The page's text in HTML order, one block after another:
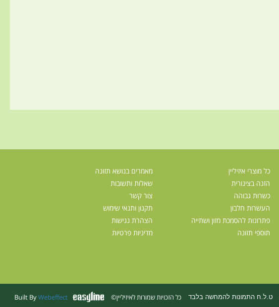
כל מוצרי איזיליין
הזנה בצינורית
כשרות גבוהה
העשרות חלבון
פתרונות להסמכת מזון ושתייה
תוספי תזונה
מאמרים בנושא תזונה
שאלות ותשובות
צור קשר
תקנון ותנאי שימוש
הצהרת נגישות
מדיניות פרטיות
ט.ל.ח התמונות להמחשה בלבד כל הזכויות שמורות לאיזיליין© Built ByWebeffect